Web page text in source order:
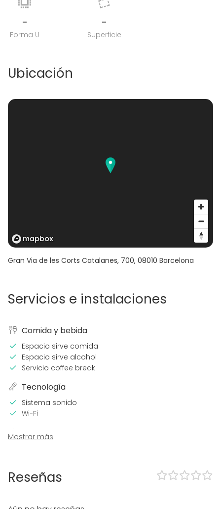
-
Forma U
-
Superficie
Ubicación
Gran Via de les Corts Catalanes, 700, 08010 Barcelona
Servicios e instalaciones
Comida y bebida
Espacio sirve comida
Espacio sirve alcohol
Servicio coffee break
Tecnología
Sistema sonido
Wi-Fi
En el espacio
Zona exterior
Uso exclusivo
Mostrar más
Reseñas